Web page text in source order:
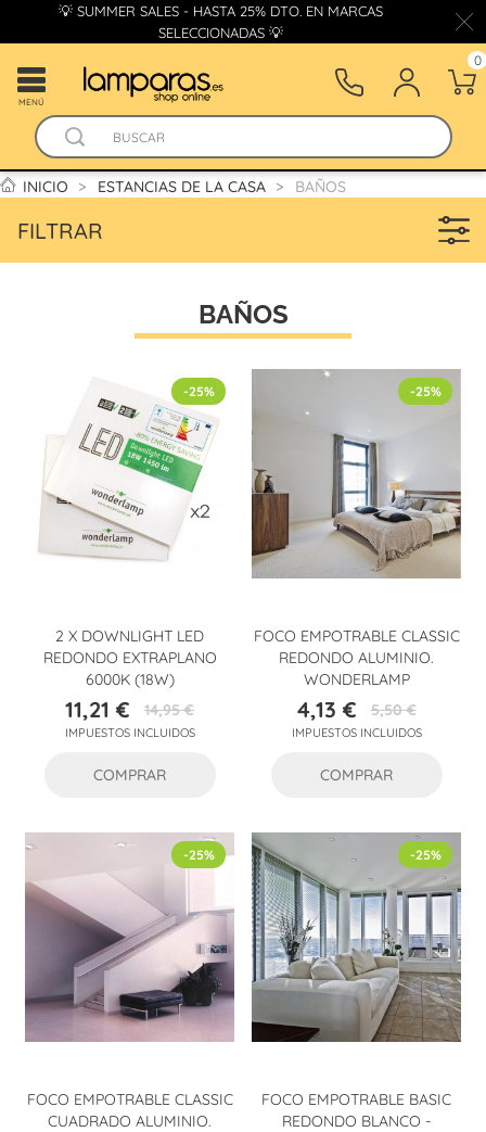
💡 SUMMER SALES - HASTA 25% DTO. EN MARCAS
SELECCIONADAS 💡
MENÚ
0
INICIO ESTANCIAS DE LA CASA BAÑOS
FILTRAR
BAÑOS
2 X DOWNLIGHT LED
REDONDO EXTRAPLANO
6000K (18W)
Precio
11,21 €Precio
base
14,95 €
IMPUESTOS INCLUIDOS
-25%
COMPRAR
FOCO EMPOTRABLE CLASSIC
REDONDO ALUMINIO.
WONDERLAMP
Precio
4,13 €Precio
base
5,50 €
IMPUESTOS INCLUIDOS
-25%
COMPRAR
FOCO EMPOTRABLE CLASSIC
CUADRADO ALUMINIO.
-25%
FOCO EMPOTRABLE BASIC
REDONDO BLANCO -
-25%